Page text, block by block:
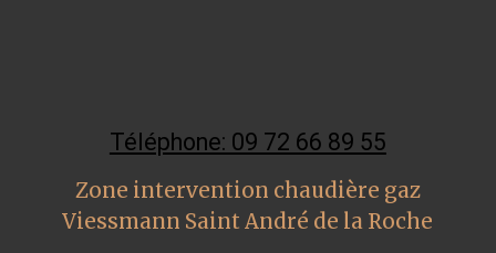
Téléphone: 09 72 66 89 55
Zone intervention chaudière gaz
Viessmann Saint André de la Roche